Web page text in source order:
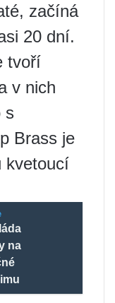
začíná
20 dní.
tvoří
v nich
s
Brass je
kvetoucí
na